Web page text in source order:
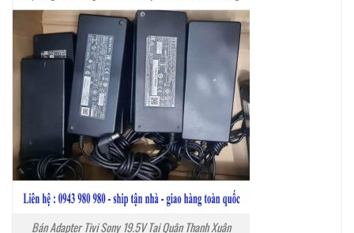
Bán Adapter Tivi Sony 19.5V Tại Quận Thanh Xuân